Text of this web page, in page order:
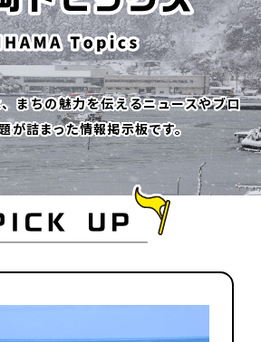
まちの魅力を伝えるニュースやブロ
が詰まった情報掲示板です。